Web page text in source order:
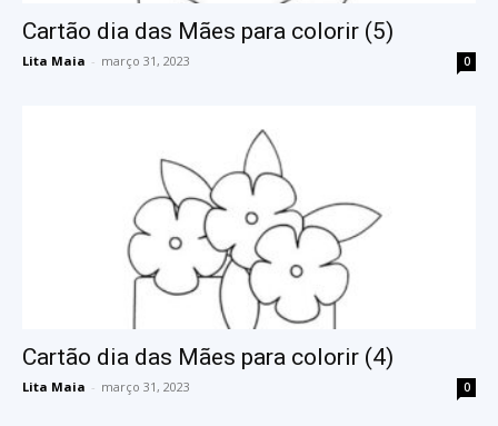
Cartão dia das Mães para colorir (5)
Lita Maia - março 31, 2023 0
Cartão dia das Mães para colorir (4)
Lita Maia - março 31, 2023 0